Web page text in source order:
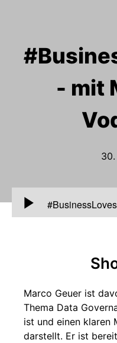
- mit
00:00
Vodafone
Marco Geuer ist
Thema Data
ist und einen klaren
darstellt. Er ist